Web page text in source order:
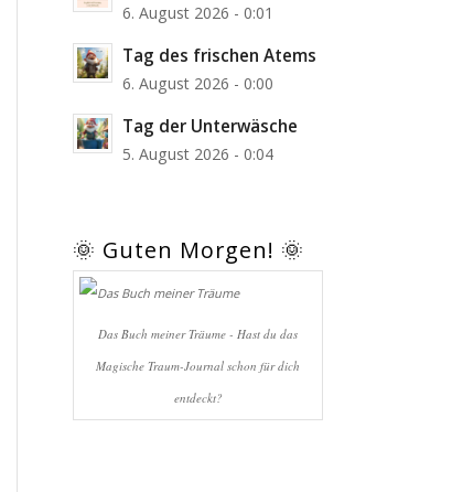
6. August 2026 - 0:01
Tag des frischen Atems
6. August 2026 - 0:00
Tag der Unterwäsche
5. August 2026 - 0:04
🌞 Guten Morgen! 🌞
Das Buch meiner Träume - Hast du das
Magische Traum-Journal schon für dich
entdeckt?